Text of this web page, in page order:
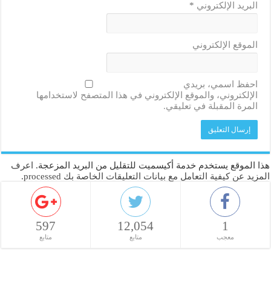
البريد الإلكتروني *
الموقع الإلكتروني
احفظ اسمي، بريدي
الإلكتروني، والموقع الإلكتروني في هذا المتصفح لاستخدامها
المرة المقبلة في تعليقي.
هذا الموقع يستخدم خدمة أكيسميت للتقليل من البريد المزعجة.
اعرف
المزيد عن كيفية التعامل مع بيانات التعليقات الخاصة بك processed
.
1
معجب
12,054
متابع
597
متابع